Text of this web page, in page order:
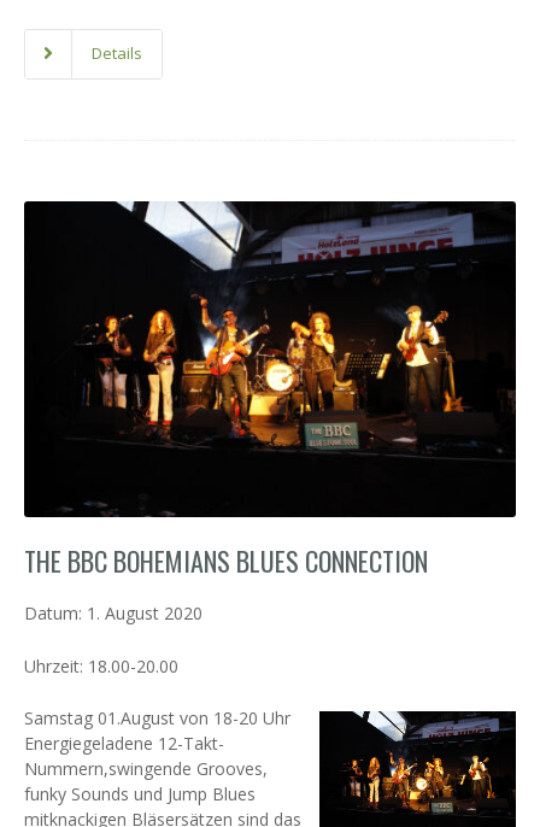
Details
THE BBC BOHEMIANS BLUES CONNECTION
Datum: 1. August 2020
Uhrzeit: 18.00-20.00
Samstag 01.August von 18-20 Uhr
Energiegeladene 12-Takt-
Nummern,swingende Grooves,
funky Sounds und Jump Blues
mitknackigen Bläsersätzen sind das